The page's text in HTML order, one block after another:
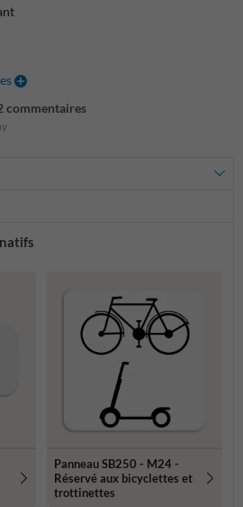
commentaires
Panneau SB250 - M24 -
Réservé aux bicyclettes et
trottinettes